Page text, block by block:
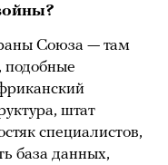
Союза — там
подобные
штат
специалистов,
база данных,